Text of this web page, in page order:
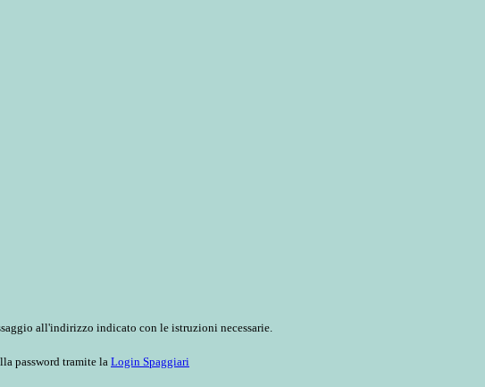
all'indirizzo indicato con le istruzioni necessarie.
password tramite la Login Spaggiari